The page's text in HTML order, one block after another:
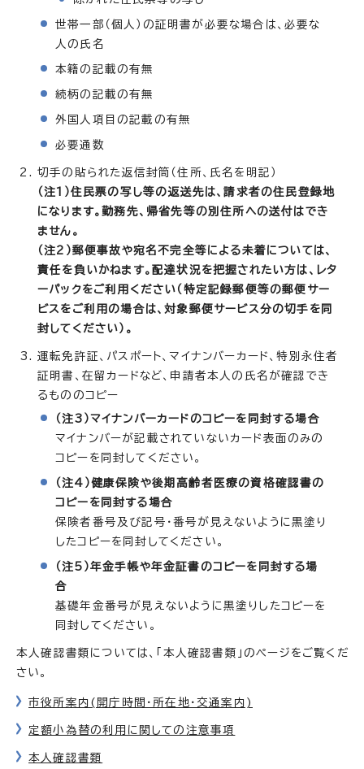
世帯一部（個人）の証明書が必要な場合は、必要な
人の氏名
本籍の記載の有無
続柄の記載の有無
外国人項目の記載の有無
必要通数
切手の貼られた返信封筒（住所、氏名を明記）
（注1）住民票の写し等の返送先は、請求者の住民登録地
になります。勤務先、帰省先等の別住所への送付はでき
ません。
（注2）郵便事故や宛名不完全等による未着については、
責任を負いかねます。配達状況を把握されたい方は、レタ
ーパックをご利用ください（特定記録郵便等の郵便サー
ビスをご利用の場合は、対象郵便サービス分の切手を同
封してください）。
運転免許証、パスポート、マイナンバーカード、特別永住者
証明書、在留カードなど、申請者本人の氏名が確認でき
るもののコピー
（注3）マイナンバーカードのコピーを同封する場合
マイナンバーが記載されていないカード表面のみの
コピーを同封してください。
（注4）健康保険や後期高齢者医療の資格確認書の
コピーを同封する場合
保険者番号及び記号・番号が見えないように黒塗り
したコピーを同封してください。
（注5）年金手帳や年金証書のコピーを同封する場
合
基礎年金番号が見えないように黒塗りしたコピーを
同封してください。
本人確認書類については、「本人確認書類」のページをご覧くだ
さい。
市役所案内(開庁時間・所在地・交通案内)
定額小為替の利用に関しての注意事項
本人確認書類